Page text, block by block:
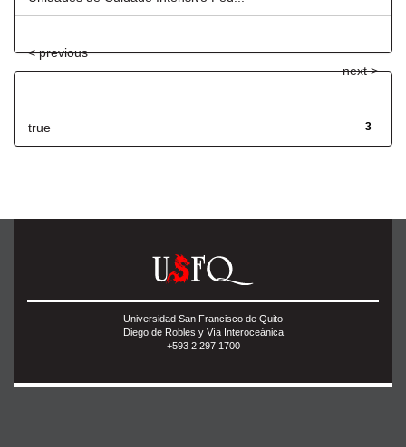
< previous
next >
3
true
Universidad San Francisco de Quito
Diego de Robles y Vía Interoceánica
+593 2 297 1700